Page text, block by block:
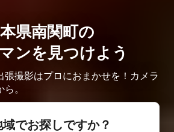
県南関町の
ンを見つけよう
張撮影はプロにおまかせを！カメラ
。
域でお探しですか？